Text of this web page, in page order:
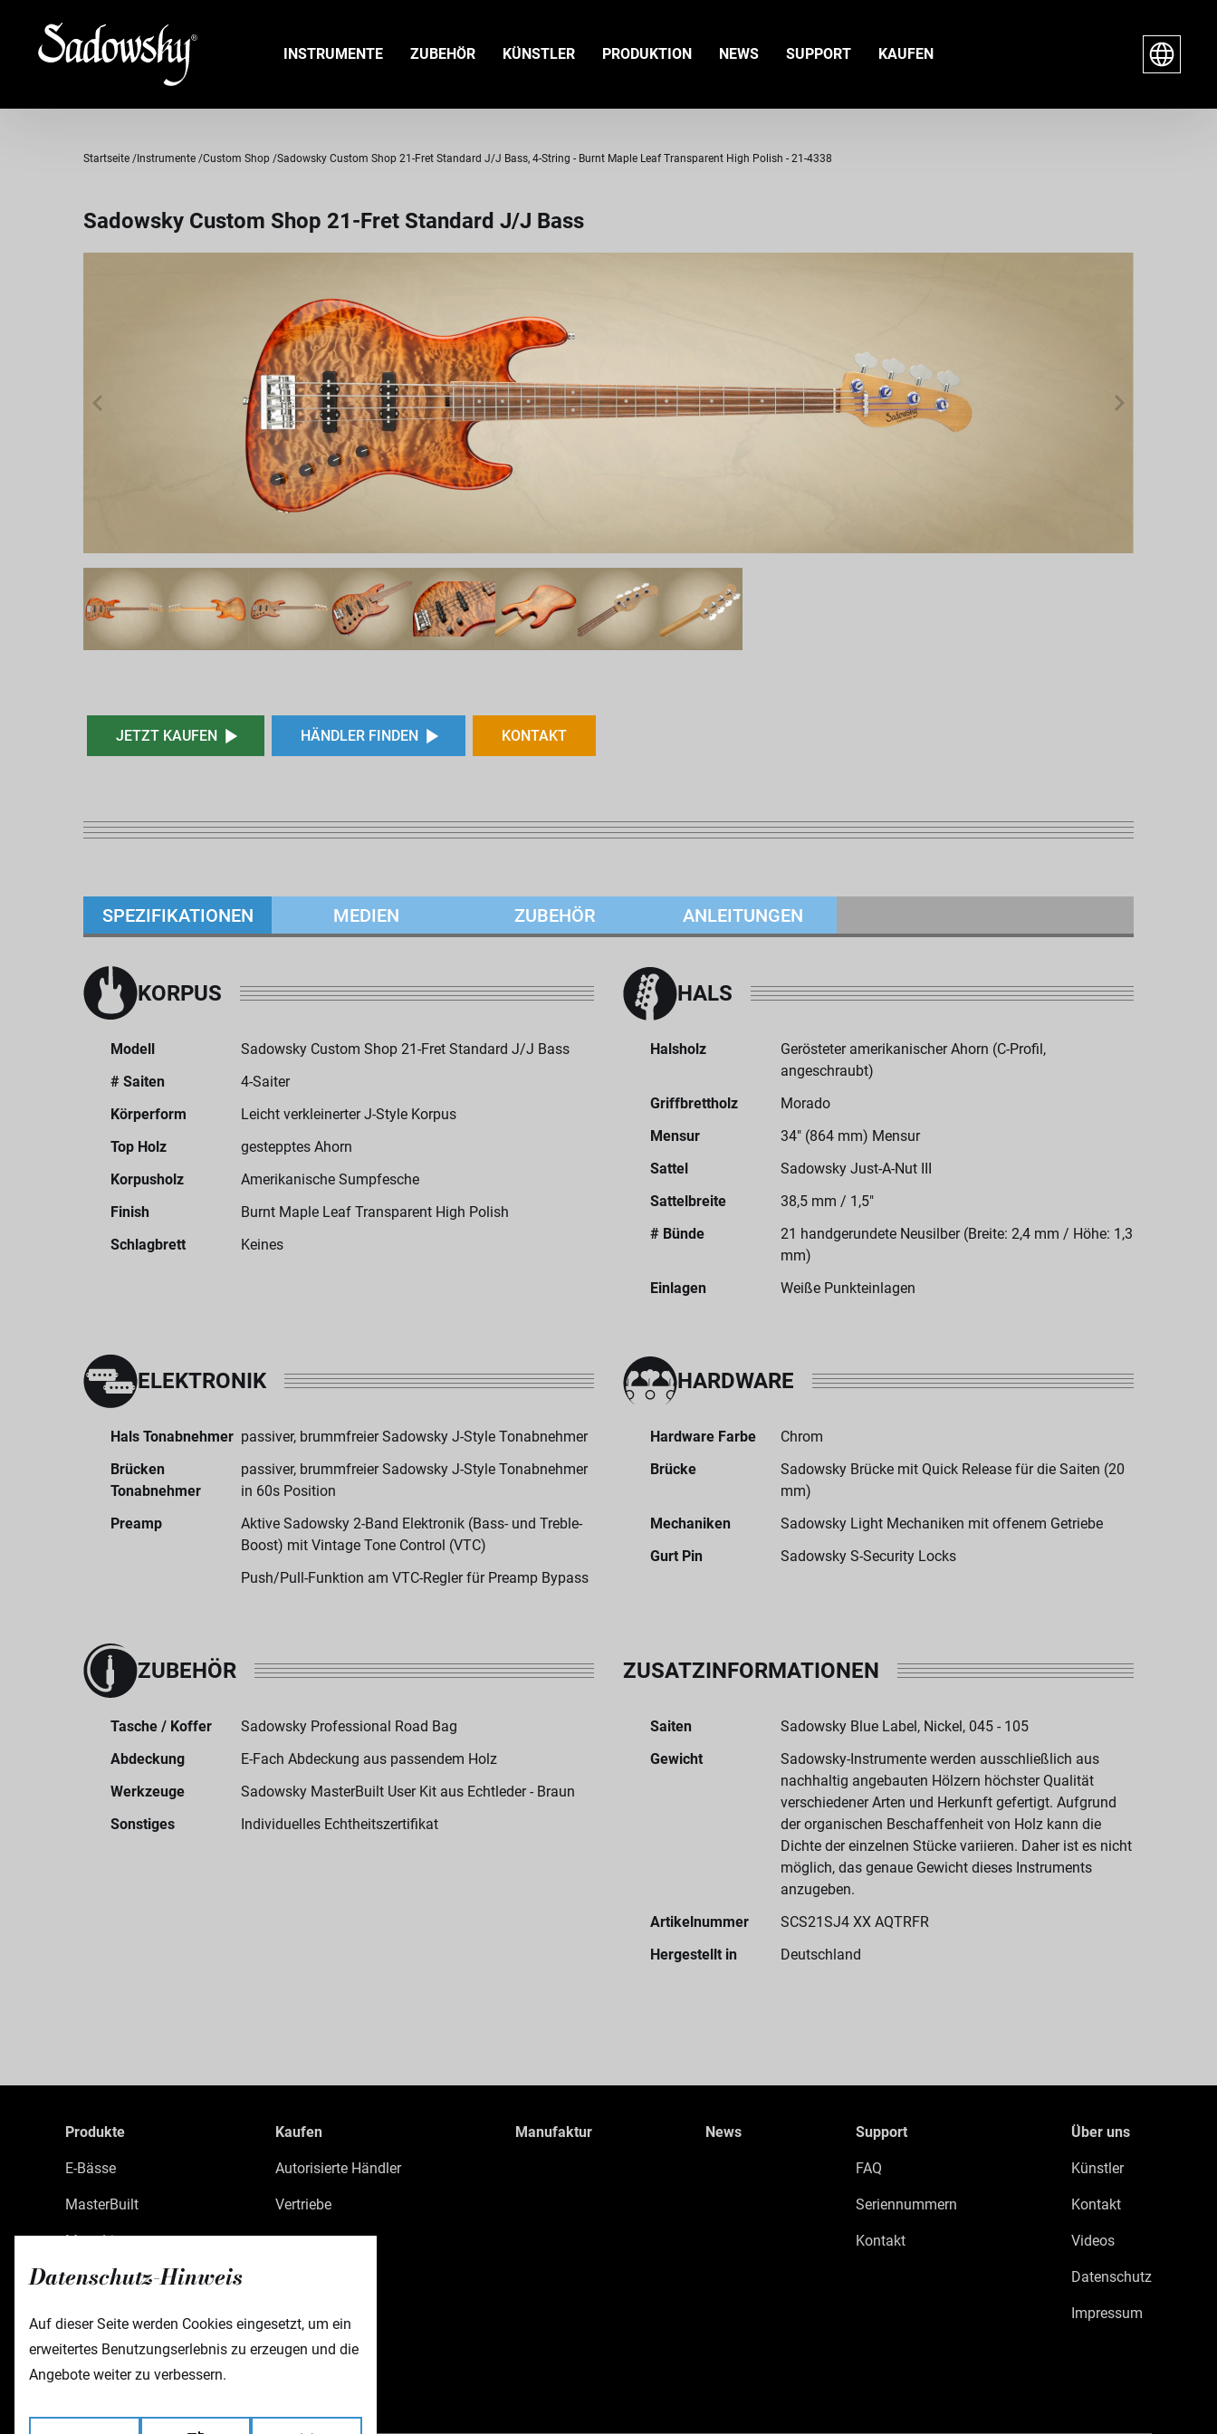
Datenschutz-Hinweis
Auf dieser Seite werden Cookies eingesetzt, um ein
erweitertes Benutzungserlebnis zu erzeugen und die
Angebote weiter zu verbessern.
INSTRUMENTE ZUBEHÖR KÜNSTLER PRODUKTION NEWS SUPPORT KAUFEN
Startseite Instrumente Custom Shop Sadowsky Custom Shop 21-Fret Standard J/J Bass, 4-String - Burnt Maple Leaf Transparent High Polish - 21-4338
Sadowsky Custom Shop 21-Fret Standard J/J Bass
JETZT KAUFEN HÄNDLER FINDEN KONTAKT
SPEZIFIKATIONEN MEDIEN ZUBEHÖR ANLEITUNGEN
KORPUS
Modell
Sadowsky Custom Shop 21-Fret Standard J/J Bass
# Saiten
4-Saiter
Körperform
Leicht verkleinerter J-Style Korpus
Top Holz
gestepptes Ahorn
Korpusholz
Amerikanische Sumpfesche
Finish
Burnt Maple Leaf Transparent High Polish
Schlagbrett
Keines
HALS
Halsholz
Gerösteter amerikanischer Ahorn (C-Profil,
angeschraubt)
Griffbrettholz
Morado
Mensur
34" (864 mm) Mensur
Sattel
Sadowsky Just-A-Nut III
Sattelbreite
38,5 mm / 1,5"
# Bünde
21 handgerundete Neusilber (Breite: 2,4 mm / Höhe: 1,3
mm)
Einlagen
Weiße Punkteinlagen
ELEKTRONIK
Hals Tonabnehmer passiver, brummfreier Sadowsky J-Style Tonabnehmer
Brücken
Tonabnehmer
passiver, brummfreier Sadowsky J-Style Tonabnehmer
in 60s Position
Preamp
Aktive Sadowsky 2-Band Elektronik (Bass- und Treble-
Boost) mit Vintage Tone Control (VTC)
Push/Pull-Funktion am VTC-Regler für Preamp Bypass
HARDWARE
Hardware Farbe
Chrom
Brücke
Sadowsky Brücke mit Quick Release für die Saiten (20
mm)
Mechaniken
Sadowsky Light Mechaniken mit offenem Getriebe
Gurt Pin
Sadowsky S-Security Locks
ZUBEHÖR
Tasche / Koffer
Sadowsky Professional Road Bag
Abdeckung
E-Fach Abdeckung aus passendem Holz
Werkzeuge
Sadowsky MasterBuilt User Kit aus Echtleder - Braun
Sonstiges
Individuelles Echtheitszertifikat
ZUSATZINFORMATIONEN
Saiten
Sadowsky Blue Label, Nickel, 045 - 105
Gewicht
Sadowsky-Instrumente werden ausschließlich aus
nachhaltig angebauten Hölzern höchster Qualität
verschiedener Arten und Herkunft gefertigt. Aufgrund
der organischen Beschaffenheit von Holz kann die
Dichte der einzelnen Stücke variieren. Daher ist es nicht
möglich, das genaue Gewicht dieses Instruments
anzugeben.
Artikelnummer
SCS21SJ4 XX AQTRFR
Hergestellt in
Deutschland
Produkte
E-Bässe
MasterBuilt
MetroLine
MetroExpress
Custom Shop
Zubehör
Kaufen
Autorisierte Händler
Vertriebe
Manufaktur News Support
FAQ
Seriennummern
Kontakt
Über uns
Künstler
Kontakt
Videos
Datenschutz
Impressum